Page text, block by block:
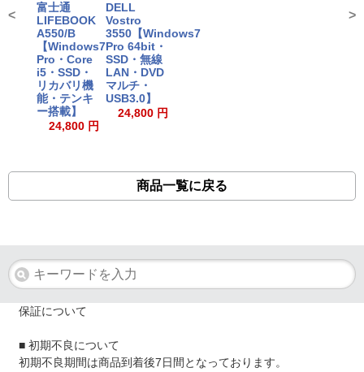
富士通
LIFEBOOK
A550/B
【Windows7
Pro・Core
i5・SSD・
リカバリ機
能・テンキ
ー搭載】
24,800 円
DELL
Vostro
3550【Windows7
Pro 64bit・
SSD・無線
LAN・DVD
マルチ・
USB3.0】
24,800 円
< >
商品一覧に戻る
保証について
■ 初期不良について
初期不良期間は商品到着後7日間となっております。